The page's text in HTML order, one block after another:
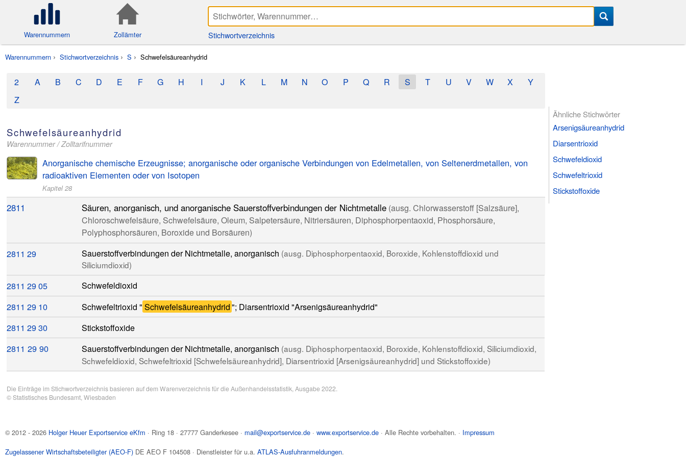
Warennummern Zollämter Stichwortverzeichnis
Warennummern Stichwortverzeichnis S Schwefelsäureanhydrid
2 A B C D E F G H I J K L M N O P Q R S T U V W X
Y
Z
Schwefelsäureanhydrid
Warennummer / Zolltarifnummer
Anorganische chemische Erzeugnisse; anorganische oder organische Verbindungen von Edelmetallen, von Seltenerdmetallen, von
radioaktiven Elementen oder von Isotopen
Kapitel 28
2811 Säuren, anorganisch, und anorganische Sauerstoffverbindungen der Nichtmetalle (ausg. Chlorwasserstoff [Salzsäure],
Chloroschwefelsäure, Schwefelsäure, Oleum, Salpetersäure, Nitriersäuren, Diphosphorpentaoxid, Phosphorsäure,
Polyphosphorsäuren, Boroxide und Borsäuren)
2811 29 Sauerstoffverbindungen der Nichtmetalle, anorganisch (ausg. Diphosphorpentaoxid, Boroxide, Kohlenstoffdioxid und
Siliciumdioxid)
2811 2905 Schwefeldioxid
2811 29 10 Schwefeltrioxid " Schwefelsäureanhydrid"; Diarsentrioxid "Arsenigsäureanhydrid"
2811 2930
Stickstoffoxide
2811 29 90 Sauerstoffverbindungen der Nichtmetalle, anorganisch (ausg. Diphosphorpentaoxid, Boroxide, Kohlenstoffdioxid, Siliciumdioxid,
Schwefeldioxid, Schwefeltrioxid [Schwefelsäureanhydrid], Diarsentrioxid [Arsenigsäureanhydrid] und Stickstoffoxide)
Die Einträge im Stichwortverzeichnis basieren auf dem Warenverzeichnis für die Außenhandelsstatistik, Ausgabe 2022.
©Statistisches Bundesamt, Wiesbaden
Ähnliche Stichwörter
Arsenigsäureanhydrid
Diarsentrioxid
Schwefeldioxid
Schwefeltrioxid
Stickstoffoxide
© 2012 - 2026 Holger Heuer Exportservice eKfm · Ring 18 ·27777 Ganderkesee · mail@exportservice.de ·www.exportservice.de · Alle Rechte vorbehalten. · Impressum
Zugelassener Wirtschaftsbeteiligter (AEO-F) DE AEO F 104508 · Dienstleister für u.a.ATLAS-Ausfuhranmeldungen.